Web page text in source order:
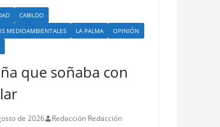
CABILDO
MEDIOAMBIENTALES
LA PALMA
OPINIÓN
que soñaba con
de 2026 Redacción Redacción